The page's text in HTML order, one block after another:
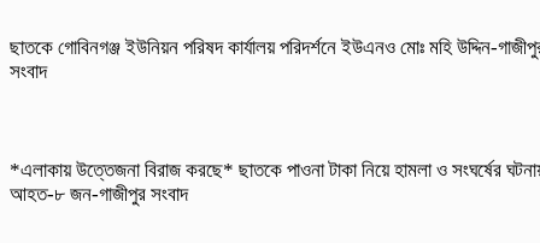
ছাতকে গোবিনগঞ্জ ইউনিয়ন পরিষদ কার্যালয় পরিদর্শনে ইউএনও মোঃ মহি উদ্দিন-
সংবাদ
*এলাকায় উত্তেজনা বিরাজ করছে* ছাতকে পাওনা টাকা নিয়ে হামলা ও সংঘর্ষের
আহত-৮ জন-গাজীপুর সংবাদ